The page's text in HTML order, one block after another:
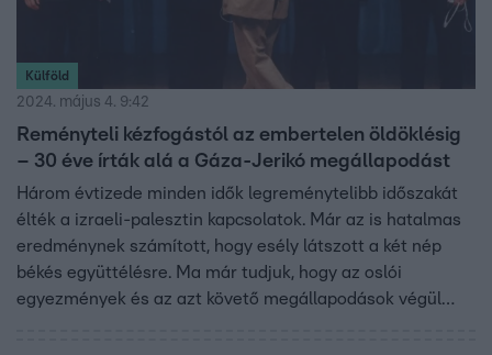
Külföld
2024. május 4. 9:42
Reményteli kézfogástól az embertelen öldöklésig
– 30 éve írták alá a Gáza-Jerikó megállapodást
Három évtizede minden idők legreménytelibb időszakát
élték a izraeli-palesztin kapcsolatok. Már az is hatalmas
eredménynek számított, hogy esély látszott a két nép
békés együttélésre. Ma már tudjuk, hogy az oslói
egyezmények és az azt követő megállapodások végül